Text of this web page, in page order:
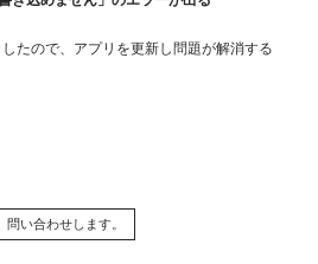
たので、アプリを更新し問題が解消する